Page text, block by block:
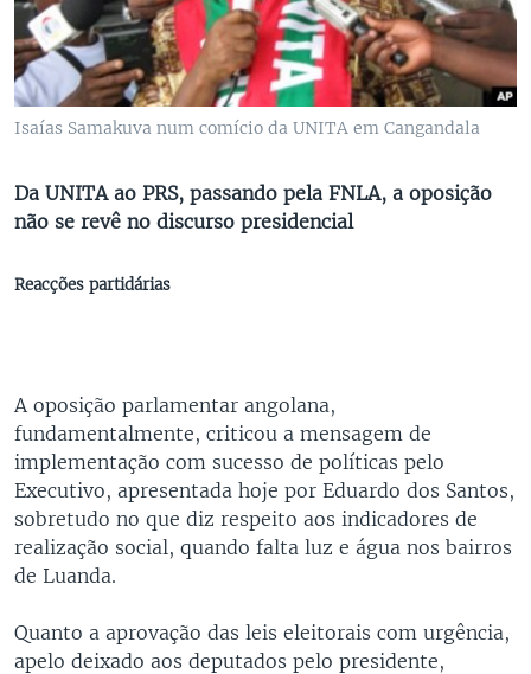
Isaías Samakuva num comício da UNITA em Cangandala
Da UNITA ao PRS, passando pela FNLA, a oposição
não se revê no discurso presidencial
Reacções partidárias
A oposição parlamentar angolana,
fundamentalmente, criticou a mensagem de
implementação com sucesso de políticas pelo
Executivo, apresentada hoje por Eduardo dos Santos,
sobretudo no que diz respeito aos indicadores de
realização social, quando falta luz e água nos bairros
de Luanda.
Quanto a aprovação das leis eleitorais com urgência,
apelo deixado aos deputados pelo presidente,